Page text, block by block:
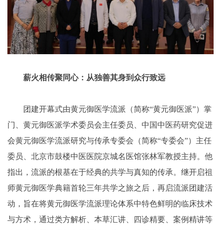
薪火相传聚同心：从独善其身到众行致远
团建开幕式由黄元御医学流派（简称“黄元御医派”）掌
门、黄元御医派学术委员会主任委员、中国中医药研究促进
会黄元御医学流派研究与传承专委会（简称“专委会”）主任
委员、北京市鼓楼中医医院京城名医馆张林军教授主持。他
指出，流派的根基在于经典的共学与真知的传承。继开启祖
师黄元御医学典籍首轮三年共学之旅之后，再启流派团建活
动，旨在将黄元御医学流派理论体系中特色鲜明的临床技术
与方术，通过类方解析、本草汇讲、四诊精要、案例精讲等